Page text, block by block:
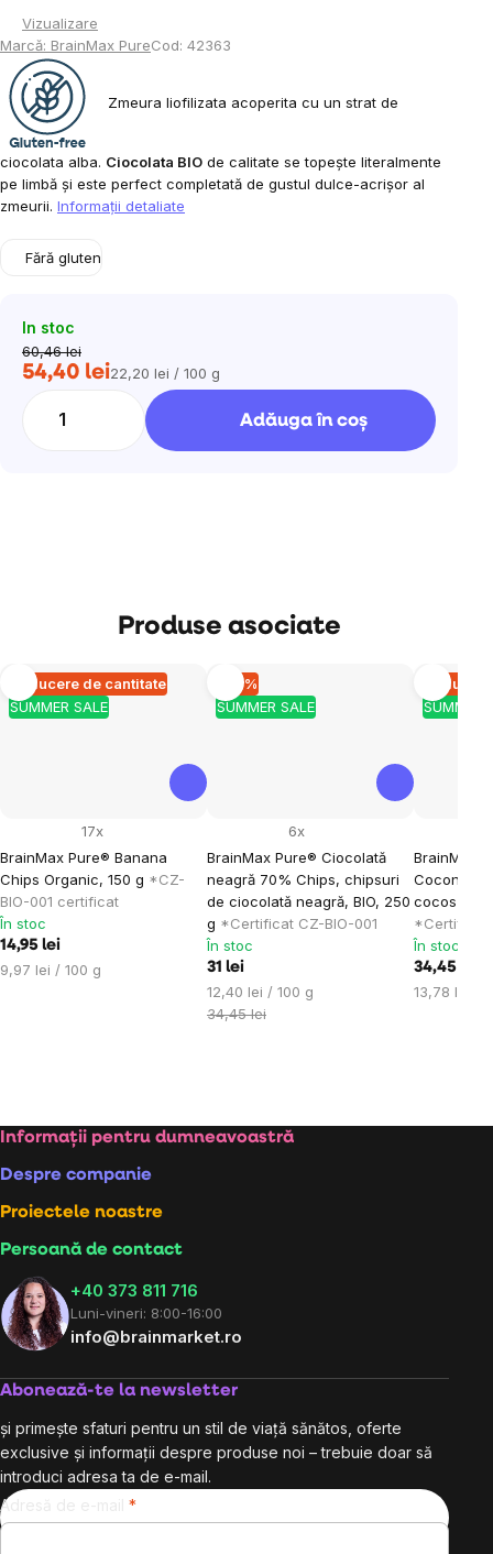
Vizualizare
Marcă: BrainMax PureCod: 42363
Zmeura liofilizata acoperita cu un strat de
ciocolata alba. Ciocolata BIO de calitate se topește literalmente
pe limbă și este perfect completată de gustul dulce-acrișor al
zmeurii. Informaţii detaliate
Fără gluten
In stoc
60,46 lei
54,40 leiEvaluare
22,20 lei / 100 g
Adăuga în coş
Produse asociate
Reducere de cantitate
SUMMER SALE
BrainMax Pure® Banana
Chips Organic, 150 g *CZ-
BIO-001 certificat
17x
În stoc
14,95 lei
Evaluare
9,97 lei / 100 g
SUMMER SALE
–10 %
BrainMax Pure® Ciocolată
neagră 70% Chips, chipsuri
de ciocolată neagră, BIO, 250
g *Certificat CZ-BIO-001
6x
În stoc
31 lei
Evaluare
preţ:
12,40 lei / 100 g
34,45 lei
SUMMER
BrainMax
Coconut
cocos în
*Certificat
În stoc
34,45 lei
Evaluare
13,78 lei /
Subsol
Informații pentru dumneavoastră
Despre companie
Proiectele noastre
Persoană de contact
+40 373 811 716
Luni-vineri: 8:00-16:00
info@brainmarket.ro
Abonează-te la newsletter
și primește sfaturi pentru un stil de viață sănătos, oferte
exclusive și informații despre produse noi – trebuie doar să
introduci adresa ta de e-mail.
Adresă de e-mail